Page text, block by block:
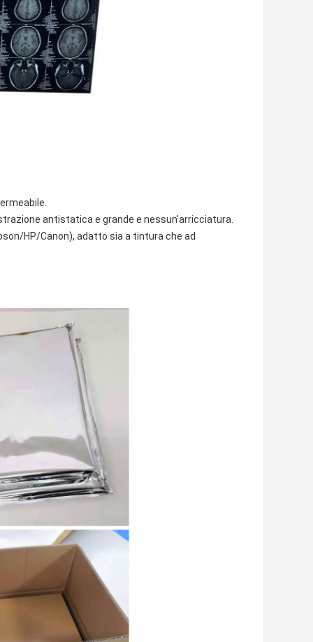
antistatica e grande e nessun'arricciatura.
HP/Canon), adatto sia a tintura che ad